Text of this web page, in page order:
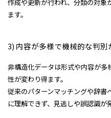
作成や更新が行われ、分類の対象
ます。
3) 内容が多様で機械的な判別
非構造化データは形式や内容が多
性が変わり得ます。
従来のパターンマッチングや辞書
に理解できず、見逃しや誤認識が